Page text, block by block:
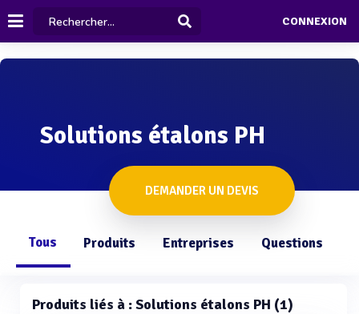
CONNEXION
Solutions étalons PH
DEMANDER UN DEVIS
Tous Produits Entreprises Questions
Produits liés à : Solutions étalons PH (1)